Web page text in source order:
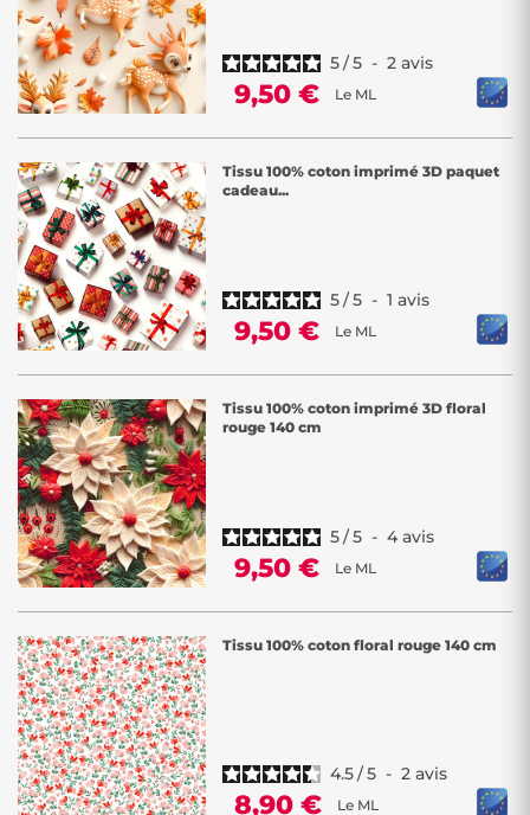
5/5 - 2 avis
9,50 € Le ML
Tissu 100% coton imprimé 3D paquet
cadeau...
5/5 - 1 avis
9,50 € Le ML
Tissu 100% coton imprimé 3D floral
rouge 140 cm
5/5 - 4 avis
9,50 € Le ML
Tissu 100% coton floral rouge 140 cm
4.5/5 - 2 avis
8,90 € Le ML